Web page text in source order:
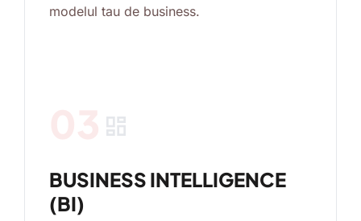
modelul tau de business.
dashboard
BUSINESS INTELLIGENCE
(BI)